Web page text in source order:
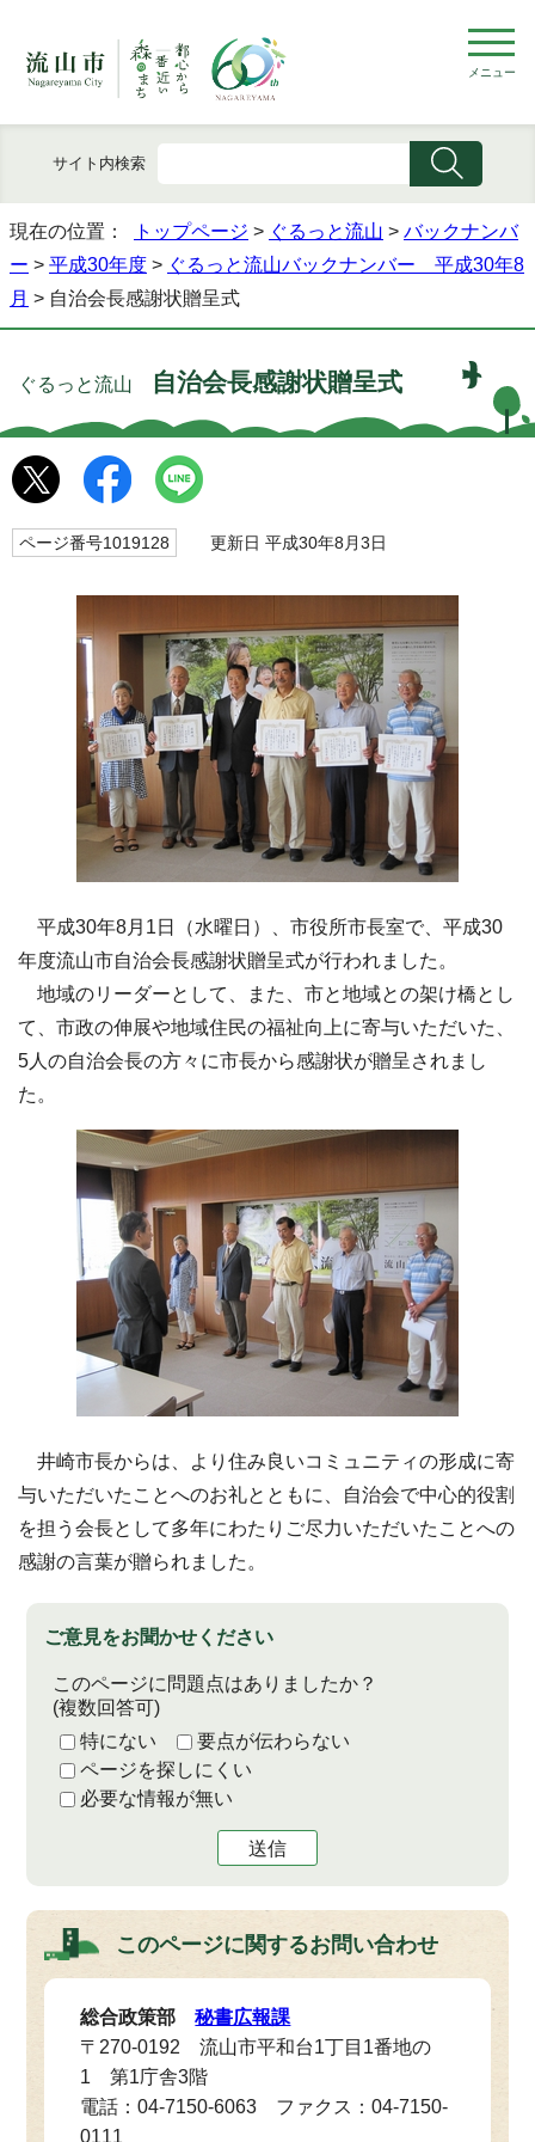
メニュー
サイト内検索
現在の位置： トップページ > ぐるっと流山 > バックナンバ
ー > 平成30年度 > ぐるっと流山バックナンバー 平成30年8
月 > 自治会長感謝状贈呈式
ぐるっと流山 自治会長感謝状贈呈式
ページ番号1019128 更新日 平成30年8月3日
平成30年8月1日（水曜日）、市役所市長室で、平成30
年度流山市自治会長感謝状贈呈式が行われました。
地域のリーダーとして、また、市と地域との架け橋とし
て、市政の伸展や地域住民の福祉向上に寄与いただいた、
5人の自治会長の方々に市長から感謝状が贈呈されまし
た。
井崎市長からは、より住み良いコミュニティの形成に寄
与いただいたことへのお礼とともに、自治会で中心的役割
を担う会長として多年にわたりご尽力いただいたことへの
感謝の言葉が贈られました。
ご意見をお聞かせください
このページに問題点はありましたか？
(複数回答可)
特にない
要点が伝わらない
ページを探しにくい
必要な情報が無い
送信
このページに関するお問い合わせ
総合政策部秘書広報課
〒270-0192 流山市平和台1丁目1番地の
1 第1庁舎3階
電話：04-7150-6063 ファクス：04-7150-
0111